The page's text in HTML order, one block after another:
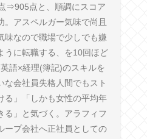
点と、順調にスコア
。アスペルガー気味で尚且
味なので職場で少しでも嫌
うに転職する、を10回ほど
語×経理(簿記)のスキルを
な会社員失格人間でもスト
る」「しかも女性の平均年
る」と気づく。アラフィフ
ープ会社へ正社員としての